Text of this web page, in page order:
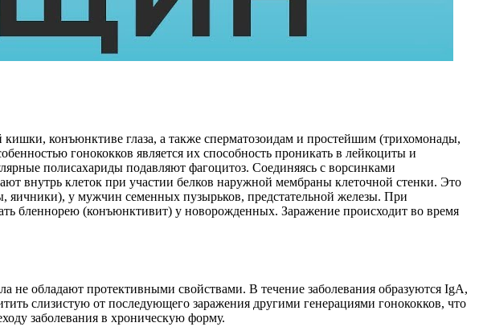
конъюнктиве глаза, а также сперматозоидам и простейшим (трихомонады,
гонококков является их способность проникать в лейкоциты и
полисахариды подавляют фагоцитоз. Соединяясь с ворсинками
внутрь клеток при участии белков наружной мембраны клеточной стенки. Это
у мужчин семенных пузырьков, предстательной железы. При
бленнорею (конъюнктивит) у новорожденных. Заражение происходит во время
обладают протективными свойствами. В течение заболевания образуются IgA,
слизистую от последующего заражения другими генерациями гонококков, что
заболевания в хроническую форму.